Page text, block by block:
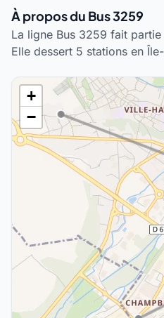
À propos du Bus 3259
La ligne Bus 3259 fait partie
Elle dessert 5 stations en
+
−